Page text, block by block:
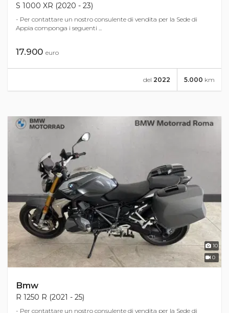
S 1000 XR (2020 - 23)
- Per contattare un nostro consulente di vendita per la Sede di
Appia componga i seguenti ...
17.900 euro
5.000 km
del 2022
10
0
Bmw
R 1250 R (2021 - 25)
- Per contattare un nostro consulente di vendita per la Sede di